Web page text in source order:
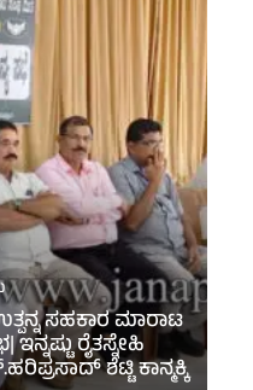
ಸಹಕಾರ ಮಾರಾಟ
ರೈತಸ್ನೇಹಿ
ಶೆಟ್ಟಿ ಕಾನ್ಮಕ್ಕಿ